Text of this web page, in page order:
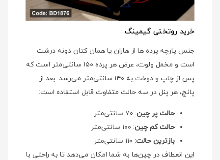
خرید روتختی گیمینگ
جنس پارچه پرده ها از هازان یا همان کتان دونه درشت
است و مخمل ولوت، عرض هر پرده ۱۵۰ سانتی‌متر است که
پس از چاپ و دوخت به ۱۴۰ سانتی‌متر می‌رسد. بعد از
پانچ، هر پنل در سه حالت متفاوت قابل استفاده است:
حالت پر چین: ۷۰ سانتی‌متر
حالت کم چین: ۱۰۰ سانتی‌متر
بازترین حالت: ۱۱۰ سانتی‌متر
این انعطاف در چین‌ها به شما امکان می‌دهد تا به راحتی با